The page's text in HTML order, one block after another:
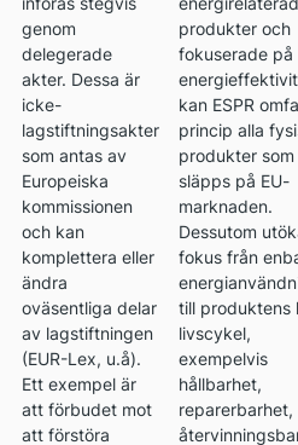
genom
delegerade
akter. Dessa är
icke-
lagstiftningsakter
som antas av
Europeiska
kommissionen
och kan
komplettera eller
ändra
oväsentliga delar
av lagstiftningen
(EUR-Lex, u.å).
Ett exempel är
att förbudet mot
att förstöra
produkter och
fokuserade på
kan ESPR
princip alla
produkter som
släpps på EU-
marknaden.
Dessutom
fokus från
till produktens
livscykel,
exempelvis
hållbarhet,
reparerbarhet,